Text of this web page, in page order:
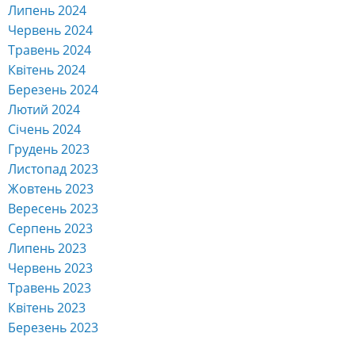
Липень 2024
Червень 2024
Травень 2024
Квітень 2024
Березень 2024
Лютий 2024
Січень 2024
Грудень 2023
Листопад 2023
Жовтень 2023
Вересень 2023
Серпень 2023
Липень 2023
Червень 2023
Травень 2023
Квітень 2023
Березень 2023